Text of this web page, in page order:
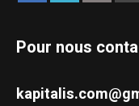
Pour nous